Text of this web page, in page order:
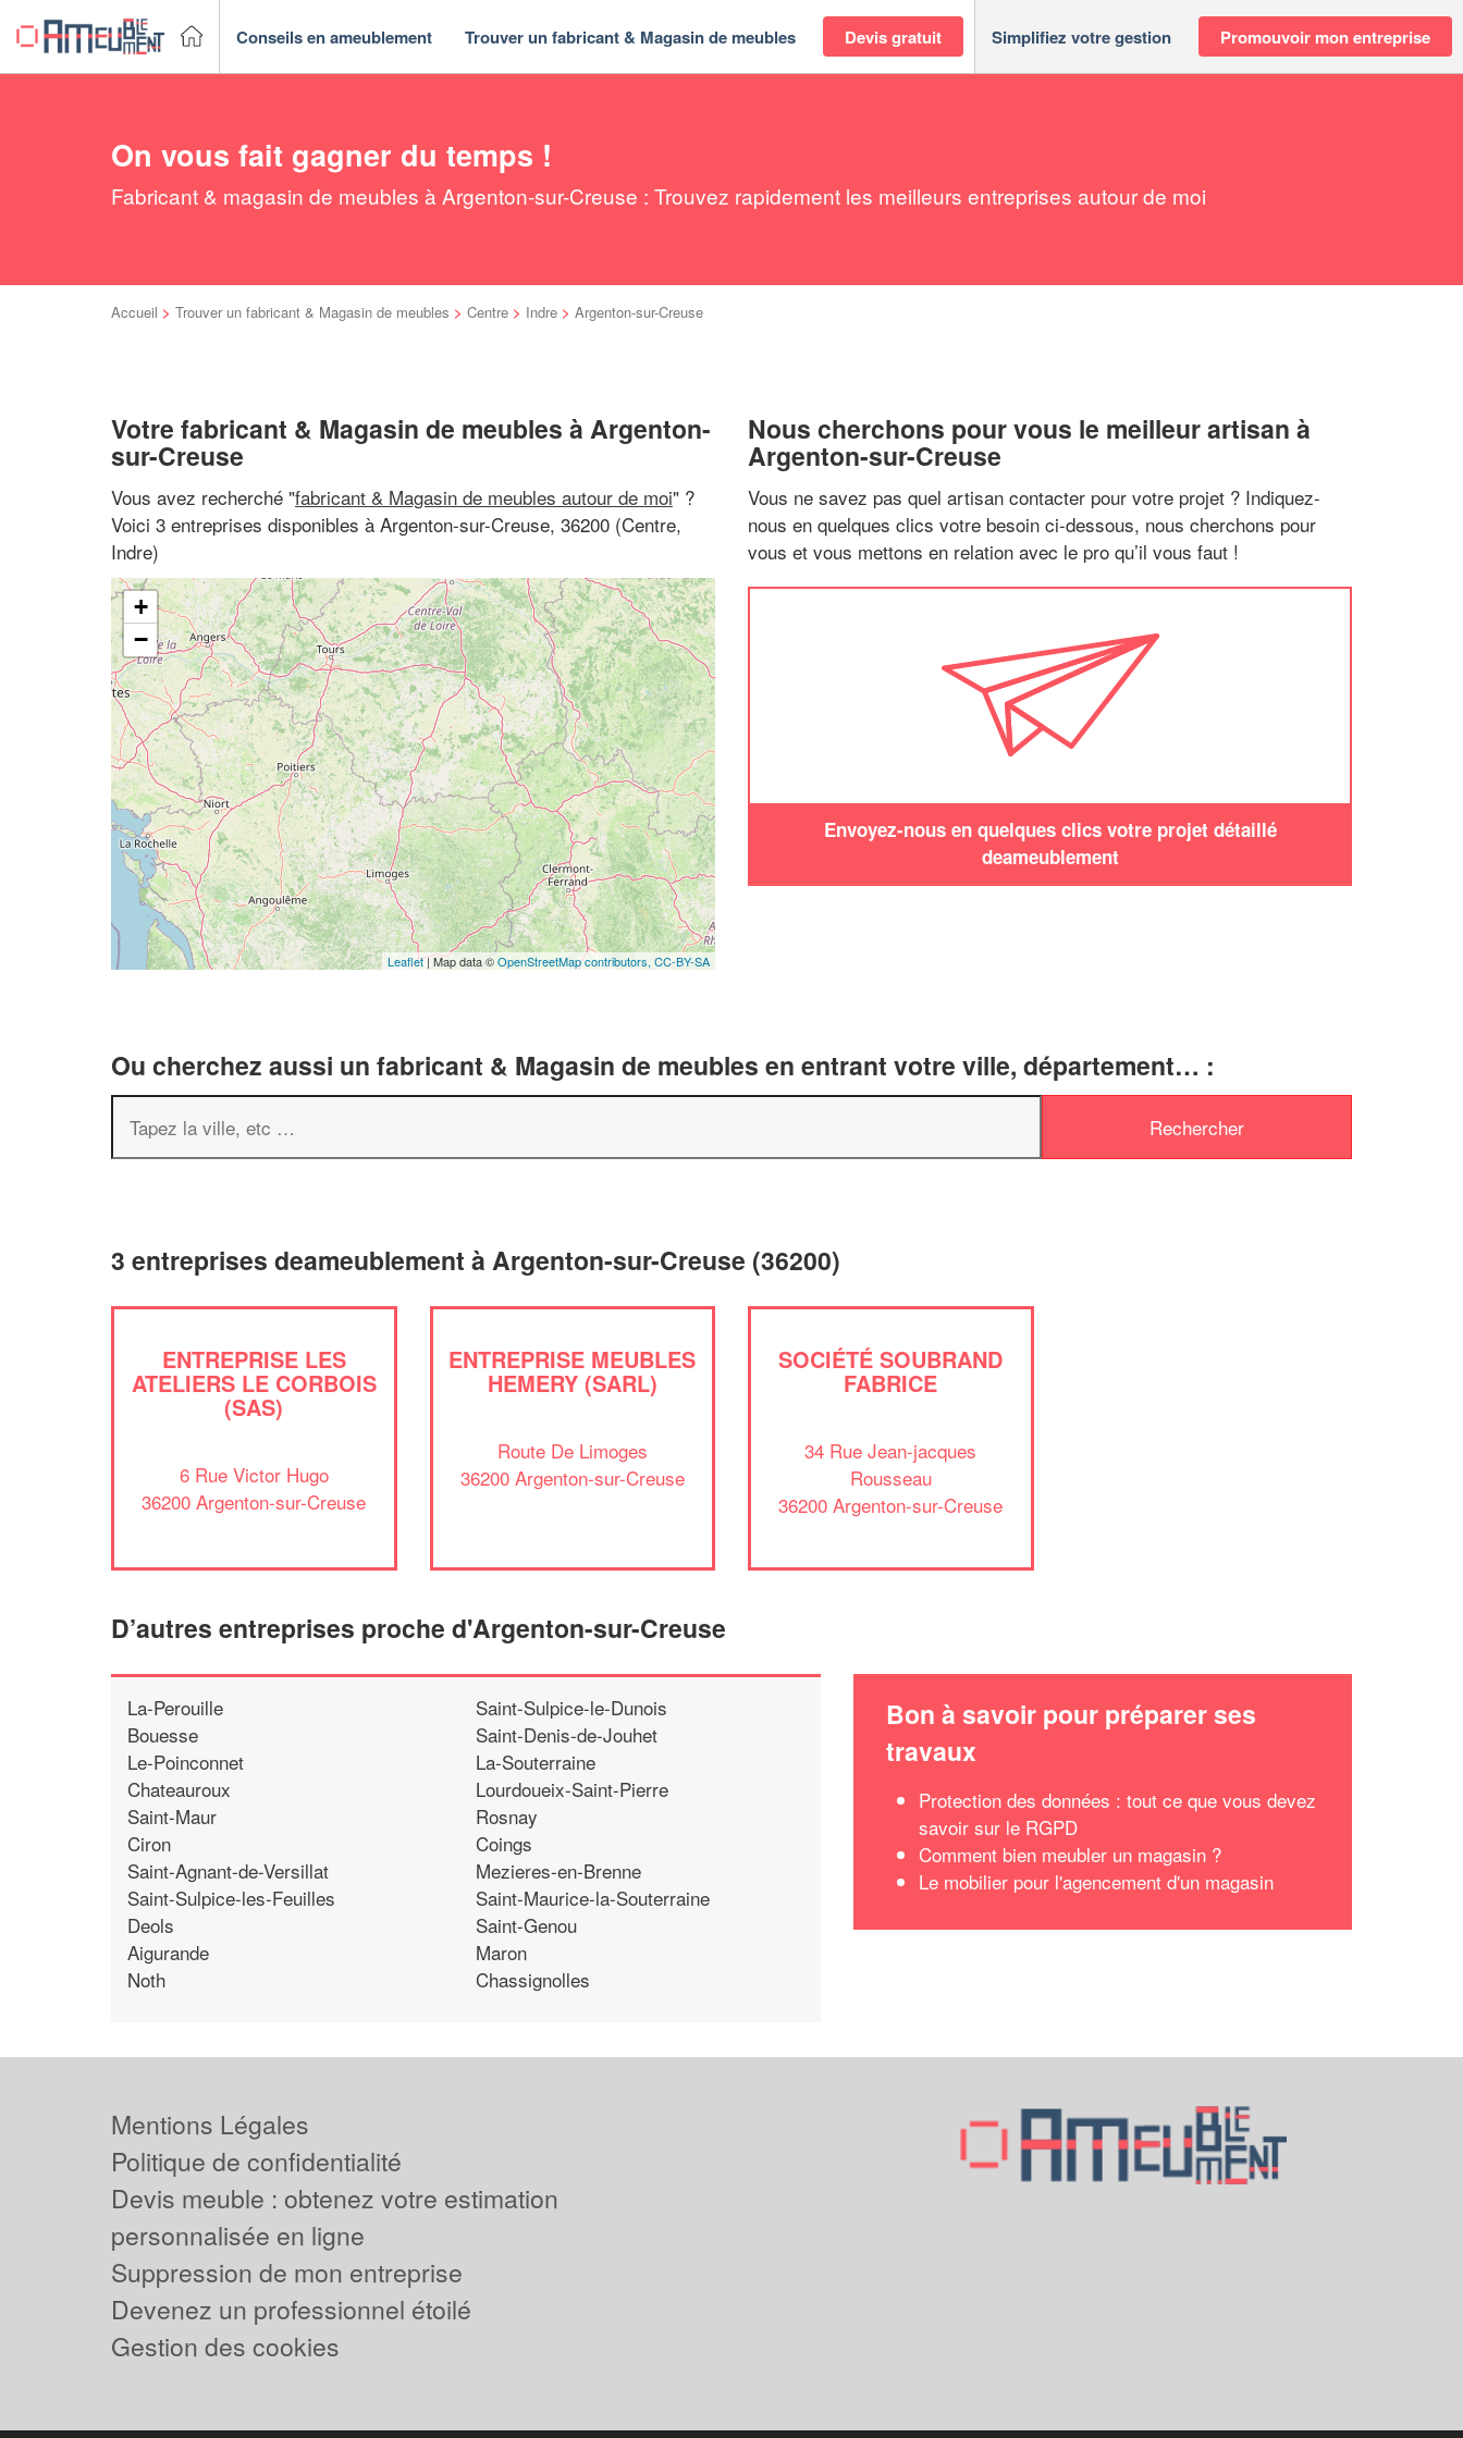
Conseils en ameublement Trouver un fabricant & Magasin de meubles Devis gratuit Simplifiez votre gestion Promouvoir mon entreprise
On vous fait gagner du temps !
Fabricant & magasin de meubles à Argenton-sur-Creuse : Trouvez rapidement les meilleurs entreprises autour de moi
Accueil > Trouver un fabricant & Magasin de meubles > Centre > Indre > Argenton-sur-Creuse
Votre fabricant & Magasin de meubles à Argenton-
sur-Creuse
Vous avez recherché "fabricant & Magasin de meubles autour de moi" ?
Voici 3 entreprises disponibles à Argenton-sur-Creuse, 36200 (Centre,
Indre)
+
−
Leaflet| Map data ©OpenStreetMap contributors, CC-BY-SA
Nous cherchons pour vous le meilleur artisan à
Argenton-sur-Creuse
Vous ne savez pas quel artisan contacter pour votre projet ? Indiquez-
nous en quelques clics votre besoin ci-dessous, nous cherchons pour
vous et vous mettons en relation avec le pro qu’il vous faut !
Envoyez-nous en quelques clics votre projet détaillé
deameublement
Ou cherchez aussi un fabricant & Magasin de meubles en entrant votre ville, département… :
3 entreprises deameublement à Argenton-sur-Creuse (36200)
ENTREPRISE LES
ATELIERS LE CORBOIS
(SAS)
6 Rue Victor Hugo
36200 Argenton-sur-Creuse
ENTREPRISE MEUBLES
HEMERY (SARL)
Route De Limoges
36200 Argenton-sur-Creuse
SOCIÉTÉ SOUBRAND
FABRICE
34 Rue Jean-jacques
Rousseau
36200 Argenton-sur-Creuse
D’autres entreprises proche d'Argenton-sur-Creuse
La-Perouille
Bouesse
Le-Poinconnet
Chateauroux
Saint-Maur
Ciron
Saint-Agnant-de-Versillat
Saint-Sulpice-les-Feuilles
Deols
Aigurande
Noth
Saint-Sulpice-le-Dunois
Saint-Denis-de-Jouhet
La-Souterraine
Lourdoueix-Saint-Pierre
Rosnay
Coings
Mezieres-en-Brenne
Saint-Maurice-la-Souterraine
Saint-Genou
Maron
Chassignolles
Bon à savoir pour préparer ses
travaux
Protection des données : tout ce que vous devez
savoir sur le RGPD
Comment bien meubler un magasin ?
Le mobilier pour l'agencement d'un magasin
Vous êtes un
Mentions Légales
Politique de confidentialité
Devis meuble : obtenez votre estimation
personnalisée en ligne
Suppression de mon entreprise
Devenez un professionnel étoilé
Gestion des cookies